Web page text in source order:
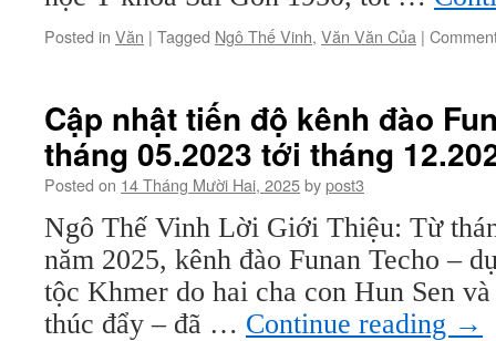
Posted in Văn | Tagged Ngô Thế Vinh, Văn Văn Của |
Cập nhật tiến độ kênh đào
tháng 05.2023 tới tháng
Posted on 14 Tháng Mười Hai, 2025bypost3
Ngô Thế Vinh Lời Giới Thiệu: Từ
năm 2025, kênh đào Funan Techo –
tộc Khmer do hai cha con Hun Sen
thúc đẩy – đã … Continue reading →